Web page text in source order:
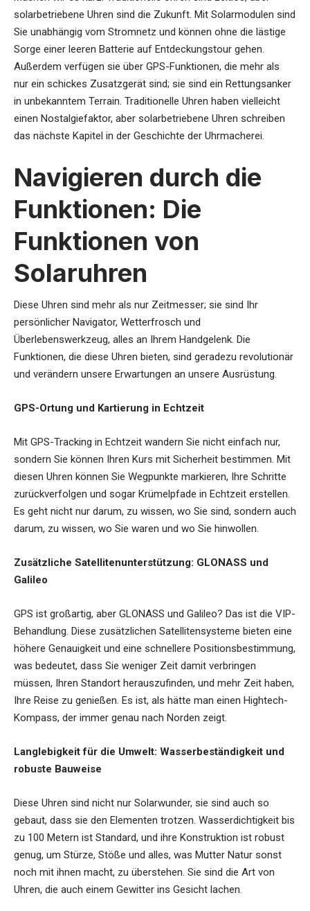
solarbetriebene Uhren sind die Zukunft. Mit Solarmodulen sind
Sie unabhängig vom Stromnetz und können ohne die lästige
Sorge einer leeren Batterie auf Entdeckungstour gehen.
Außerdem verfügen sie über GPS-Funktionen, die mehr als
nur ein schickes Zusatzgerät sind; sie sind ein Rettungsanker
in unbekanntem Terrain. Traditionelle Uhren haben vielleicht
einen Nostalgiefaktor, aber solarbetriebene Uhren schreiben
das nächste Kapitel in der Geschichte der Uhrmacherei.
Navigieren durch die
Funktionen: Die
Funktionen von
Solaruhren
Diese Uhren sind mehr als nur Zeitmesser; sie sind Ihr
persönlicher Navigator, Wetterfrosch und
Überlebenswerkzeug, alles an Ihrem Handgelenk. Die
Funktionen, die diese Uhren bieten, sind geradezu revolutionär
und verändern unsere Erwartungen an unsere Ausrüstung.
GPS-Ortung und Kartierung in Echtzeit
Mit GPS-Tracking in Echtzeit wandern Sie nicht einfach nur,
sondern Sie können Ihren Kurs mit Sicherheit bestimmen. Mit
diesen Uhren können Sie Wegpunkte markieren, Ihre Schritte
zurückverfolgen und sogar Krümelpfade in Echtzeit erstellen.
Es geht nicht nur darum, zu wissen, wo Sie sind, sondern auch
darum, zu wissen, wo Sie waren und wo Sie hinwollen.
Zusätzliche Satellitenunterstützung: GLONASS und
Galileo
GPS ist großartig, aber GLONASS und Galileo? Das ist die VIP-
Behandlung. Diese zusätzlichen Satellitensysteme bieten eine
höhere Genauigkeit und eine schnellere Positionsbestimmung,
was bedeutet, dass Sie weniger Zeit damit verbringen
müssen, Ihren Standort herauszufinden, und mehr Zeit haben,
Ihre Reise zu genießen. Es ist, als hätte man einen Hightech-
Kompass, der immer genau nach Norden zeigt.
Langlebigkeit für die Umwelt: Wasserbeständigkeit und
robuste Bauweise
Diese Uhren sind nicht nur Solarwunder, sie sind auch so
gebaut, dass sie den Elementen trotzen. Wasserdichtigkeit bis
zu 100 Metern ist Standard, und ihre Konstruktion ist robust
genug, um Stürze, Stöße und alles, was Mutter Natur sonst
noch mit ihnen macht, zu überstehen. Sie sind die Art von
Uhren, die auch einem Gewitter ins Gesicht lachen.